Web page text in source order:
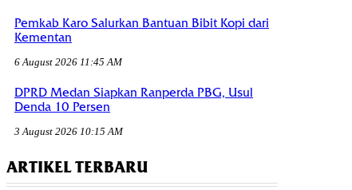
Pemkab Karo Salurkan Bantuan Bibit Kopi dari
Kementan
6 August 2026 11:45 AM
DPRD Medan Siapkan Ranperda PBG, Usul
Denda 10 Persen
3 August 2026 10:15 AM
ARTIKEL TERBARU